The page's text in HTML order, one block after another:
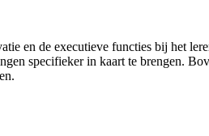
en de executieve functies bij het
specifieker in kaart te brengen.